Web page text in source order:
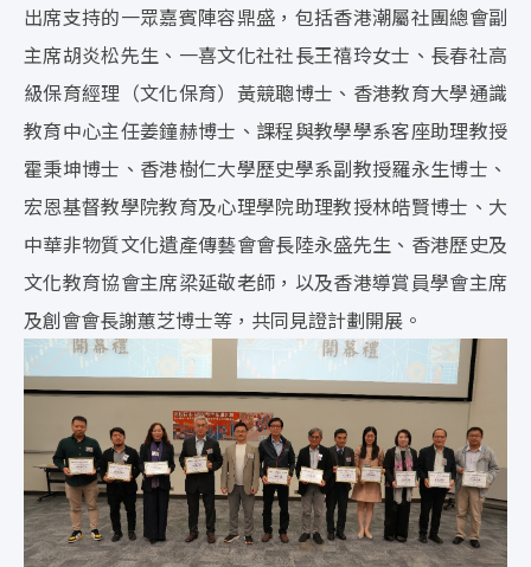
出席支持的一眾嘉賓陣容鼎盛，包括香港潮屬社團總會副
主席胡炎松先生、一喜文化社社長王禧玲女士、長春社高
級保育經理（文化保育）黃競聰博士、香港教育大學通識
教育中心主任姜鐘赫博士、課程與教學學系客座助理教授
霍秉坤博士、香港樹仁大學歷史學系副教授羅永生博士、
宏恩基督教學院教育及心理學院助理教授林皓賢博士、大
中華非物質文化遺產傳藝會會長陸永盛先生、香港歷史及
文化教育協會主席梁延敬老師，以及香港導賞員學會主席
及創會會長謝蕙芝博士等，共同見證計劃開展。